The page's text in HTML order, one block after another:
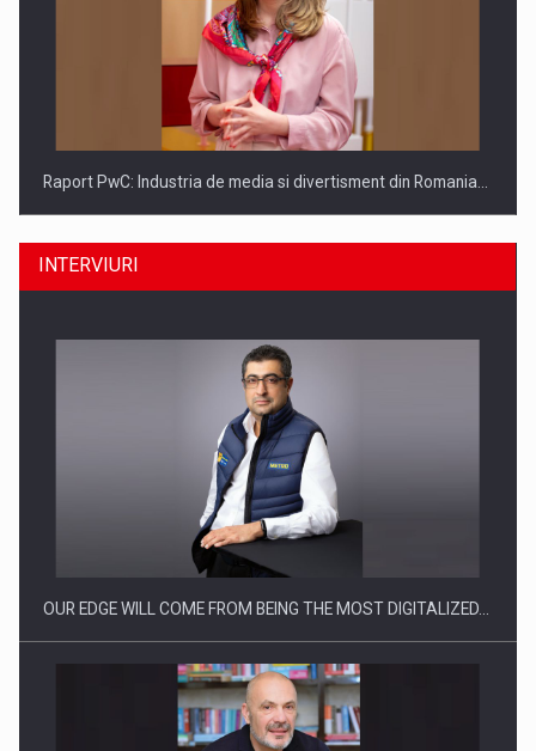
Raport PwC: Industria de media si divertisment din Romania…
Ce nu stiu Directorii de HR despre performanta echipelor…
INTERVIURI
OUR EDGE WILL COME FROM BEING THE MOST DIGITALIZED…